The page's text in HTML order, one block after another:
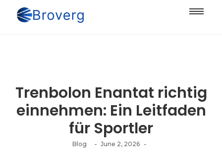
Trenbolon Enantat richtig
einnehmen: Ein Leitfaden
für Sportler
Blog - June 2, 2026 -